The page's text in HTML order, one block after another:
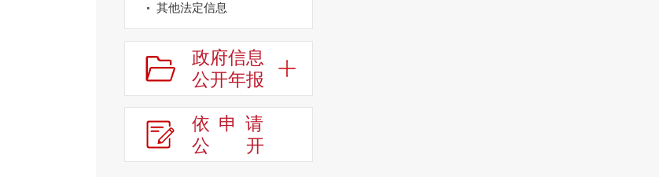
其他法定信息
政府信息
公开年报
依申请
公
开